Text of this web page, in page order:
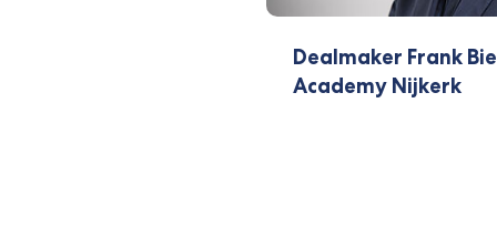
Dealmaker Frank
Academy Nijkerk